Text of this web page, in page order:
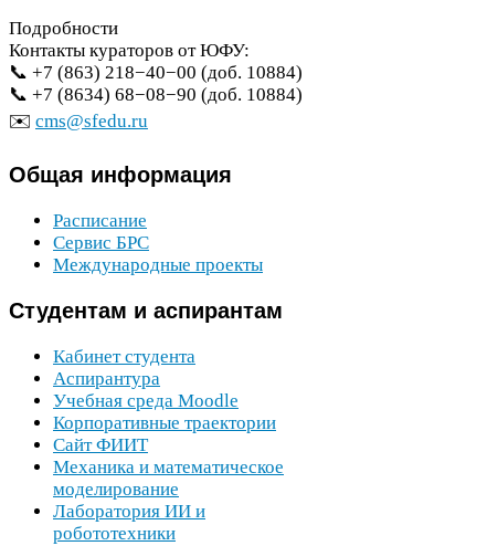
Подробности
Контакты кураторов отЮФУ:
📞 +7 (863) 218−40−00 (доб. 10884)
📞 +7 (8634) 68−08−90 (доб. 10884)
✉️ cms@sfedu.ru
Общая информация
Расписание
Сервис БРС
Международные проекты
Студентам и аспирантам
Кабинет студента
Аспирантура
Учебная среда Moodle
Корпоративные траектории
СайтФИИТ
Механика и математическое
моделирование
Лаборатория ИИ и
робототехники